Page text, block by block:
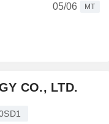
05/06
MT
CO., LTD.